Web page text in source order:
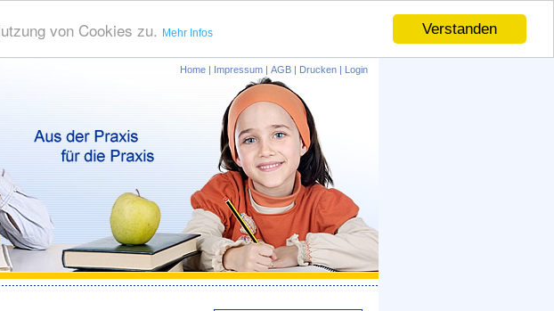
Verstanden
von Cookies zu. Mehr Infos
Home | Impressum | AGB | Drucken | Login